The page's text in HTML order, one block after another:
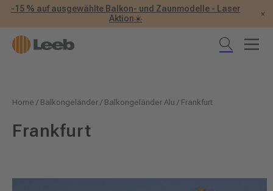
-15 % auf ausgewählte Balkon- und Zaunmodelle - Laser
Aktion☀️
×
Home / Balkongeländer/ Balkongeländer Alu / Frankfurt
Frankfurt